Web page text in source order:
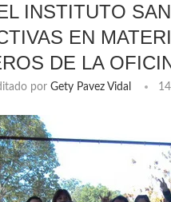
INSTITUTO
EN
DE LA
porGety Pavez Vidal